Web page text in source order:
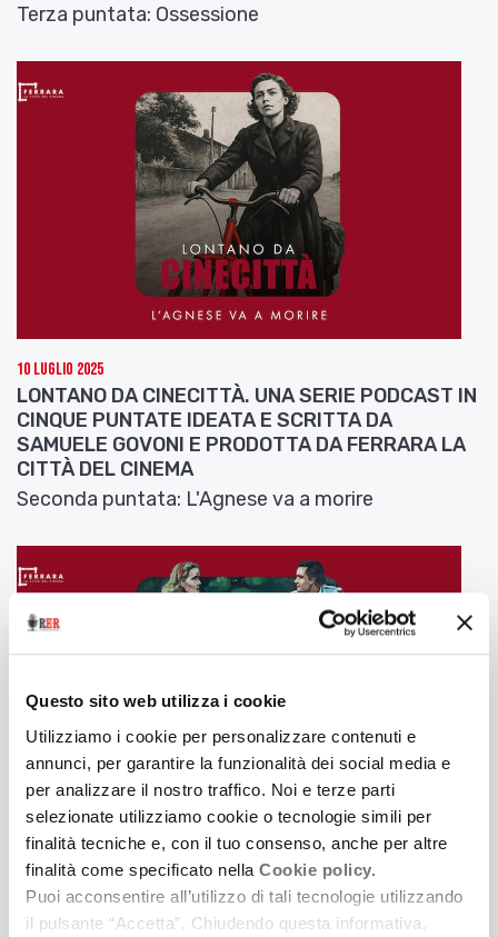
Questo sito web utilizza i cookie
Utilizziamo i cookie per personalizzare contenuti e
annunci, per garantire la funzionalità dei social media e
per analizzare il nostro traffico. Noi e terze parti
selezionate utilizziamo cookie o tecnologie simili per
finalità tecniche e, con il tuo consenso, anche per altre
finalità come specificato nella Cookie policy.
Puoi acconsentire all’utilizzo di tali tecnologie utilizzando
il pulsante “Accetta”. Chiudendo questa informativa,
Terza puntata: Ossessione
10 Luglio 2025
LONTANO DA CINECITTÀ. UNA SERIE PODCAST IN
CINQUE PUNTATE IDEATA E SCRITTA DA
SAMUELE GOVONI E PRODOTTA DA FERRARA LA
CITTÀ DEL CINEMA
Seconda puntata: L'Agnese va a morire
3 Luglio 2025
LONTANO DA CINECITTÀ. UNA SERIE PODCAST IN
CINQUE PUNTATE IDEATA E SCRITTA DA
SAMUELE GOVONI E PRODOTTA DA FERRARA LA